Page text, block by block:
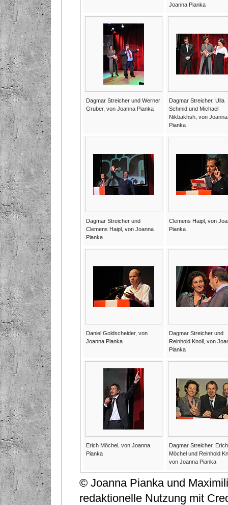
Joanna Pianka
Dagmar Streicher und Werner
Gruber, von Joanna Pianka
Dagmar Streicher, Ulla
Schmid und Michael
Nikbakhsh, von Joanna
Pianka
Dagmar Streicher und
Clemens Haipl, von Joanna
Pianka
Clemens Haipl, von
Pianka
Daniel Goldscheider, von
Joanna Pianka
Dagmar Streicher und
Reinhold Knoll, von
Pianka
Erich Möchel, von Joanna
Pianka
Dagmar Streicher, Erich
Möchel und Reinhold
von Joanna Pianka
© Joanna Pianka und
redaktionelle Nutzung mit